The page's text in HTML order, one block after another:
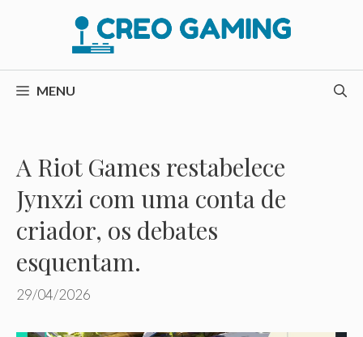
conteúdo
MENU
A Riot Games restabelece
Jynxzi com uma conta de
criador, os debates
esquentam.
29/04/2026